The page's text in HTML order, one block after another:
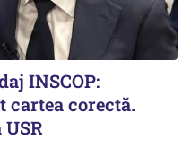
INSCOP:
cartea corectă.